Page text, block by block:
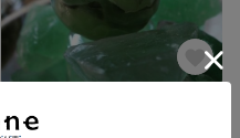
3,500円